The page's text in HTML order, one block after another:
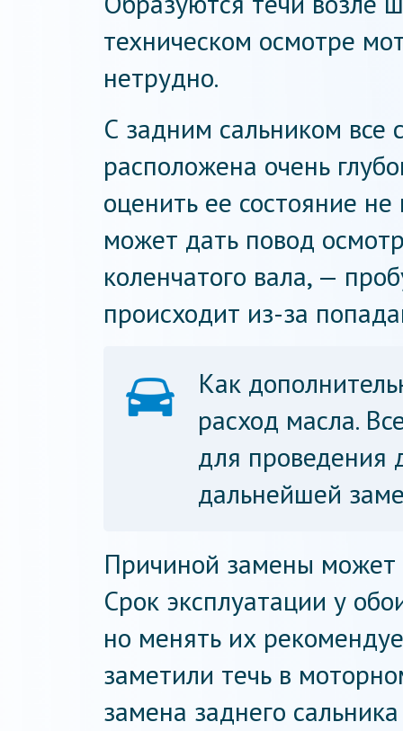
техническом осмотре
нетрудно.
С задним сальником все
расположена очень
оценить ее состояние
может дать повод
коленчатого вала, —
происходит из-за
Как
расход масла.
для проведения
дальнейшей
Причиной замены может
Срок эксплуатации у
но менять их
заметили течь в
замена заднего